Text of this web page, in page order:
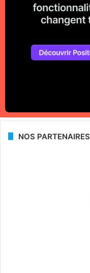
NOS PARTENAIRES